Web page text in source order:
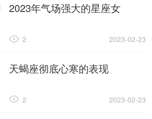
2023年气场强大的星座女
2023-02-23
2
天蝎座彻底心寒的表现
2023-02-23
2